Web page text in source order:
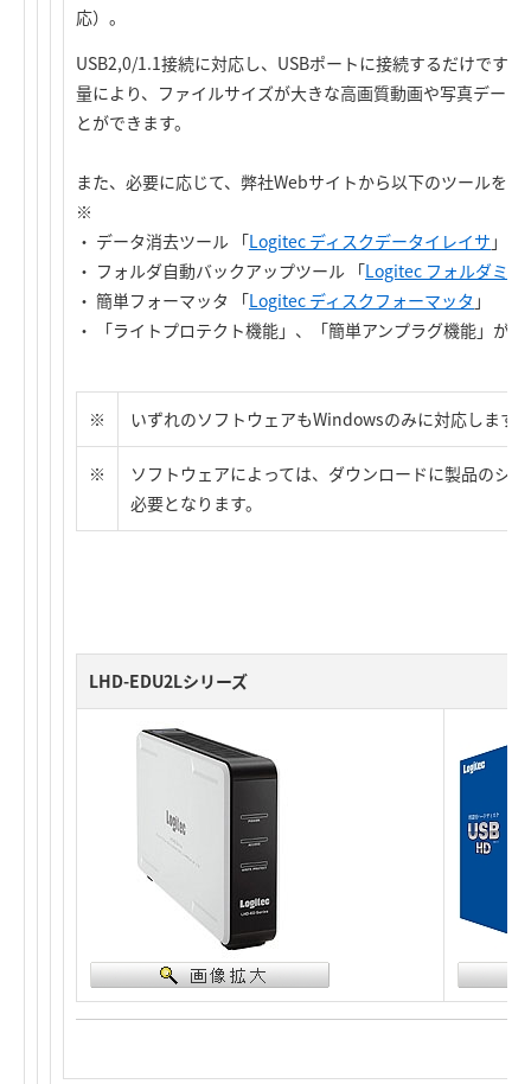
応）。
USB2,0/1.1接続に対応し、USBポートに接続するだけです
量により、ファイルサイズが大きな高画質動画や写真デー
とができます。
また、必要に応じて、弊社Webサイトから以下のツールを
※
・ データ消去ツール 「Logitec ディスクデータイレイサ 」
・ フォルダ自動バックアップツール 「Logitec フォルダミ
・ 簡単フォーマッタ 「Logitec ディスクフォーマッタ 」
・ 「ライトプロテクト機能」、「簡単アンプラグ機能」が
※ いずれのソフトウェアもWindowsのみに対応します。
※
ソフトウェアによっては、ダウンロードに製品のシ
必要となります。
LHD-EDU2Lシリーズ